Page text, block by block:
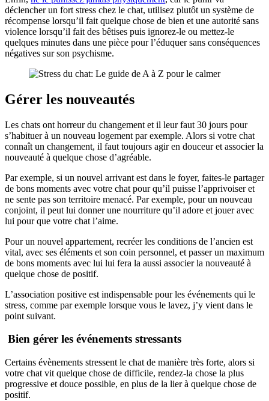
déclencher un fort stress chez le chat, utilisez plutôt un système de
récompense lorsqu’il fait quelque chose de bien et une autorité sans
violence lorsqu’il fait des bêtises puis ignorez-le ou mettez-le
quelques minutes dans une pièce pour l’éduquer sans conséquences
négatives sur son psychisme.
Gérer les nouveautés
Les chats ont horreur du changement et il leur faut 30 jours pour
s’habituer à un nouveau logement par exemple. Alors si votre chat
connaît un changement, il faut toujours agir en douceur et associer la
nouveauté à quelque chose d’agréable.
Par exemple, si un nouvel arrivant est dans le foyer, faites-le partager
de bons moments avec votre chat pour qu’il puisse l’apprivoiser et
ne sente pas son territoire menacé. Par exemple, pour un nouveau
conjoint, il peut lui donner une nourriture qu’il adore et jouer avec
lui pour que votre chat l’aime.
Pour un nouvel appartement, recréer les conditions de l’ancien est
vital, avec ses éléments et son coin personnel, et passer un maximum
de bons moments avec lui lui fera la aussi associer la nouveauté à
quelque chose de positif.
L’association positive est indispensable pour les événements qui le
stress, comme par exemple lorsque vous le lavez, j’y vient dans le
point suivant.
Bien gérer les événements stressants
Certains évènements stressent le chat de manière très forte, alors si
votre chat vit quelque chose de difficile, rendez-la chose la plus
progressive et douce possible, en plus de la lier à quelque chose de
positif.